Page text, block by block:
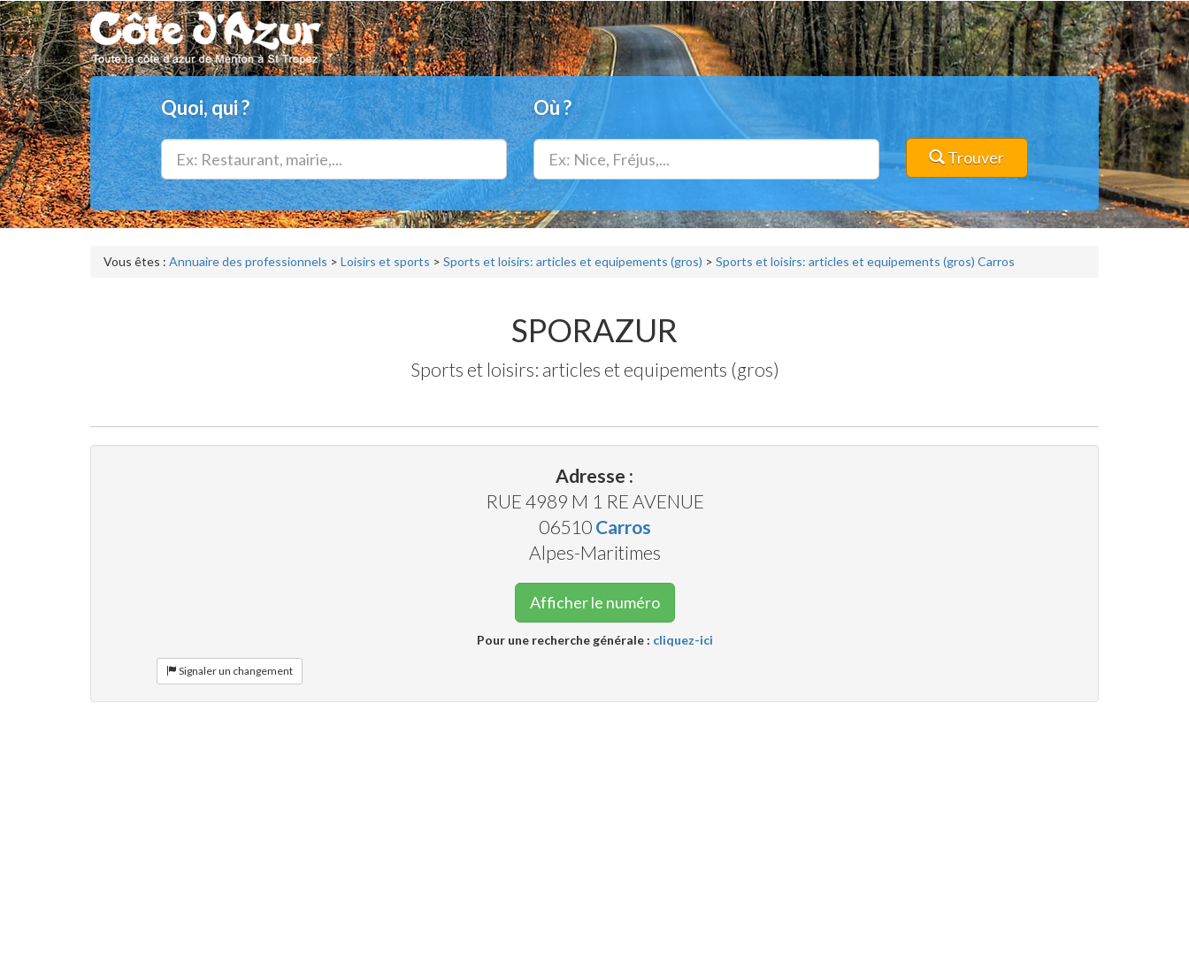
Quoi, qui ? Où ?
Trouver
Vous êtes : Annuaire des professionnels > Loisirs et sports > Sports et loisirs: articles et equipements (gros) > Sports et loisirs: articles et equipements (gros) Carros
SPORAZUR
Sports et loisirs: articles et equipements (gros)
Adresse :
RUE 4989 M 1 RE AVENUE
06510 Carros
Alpes-Maritimes
Afficher le numéro
Pour une recherche générale : cliquez-ici
Signaler un changement